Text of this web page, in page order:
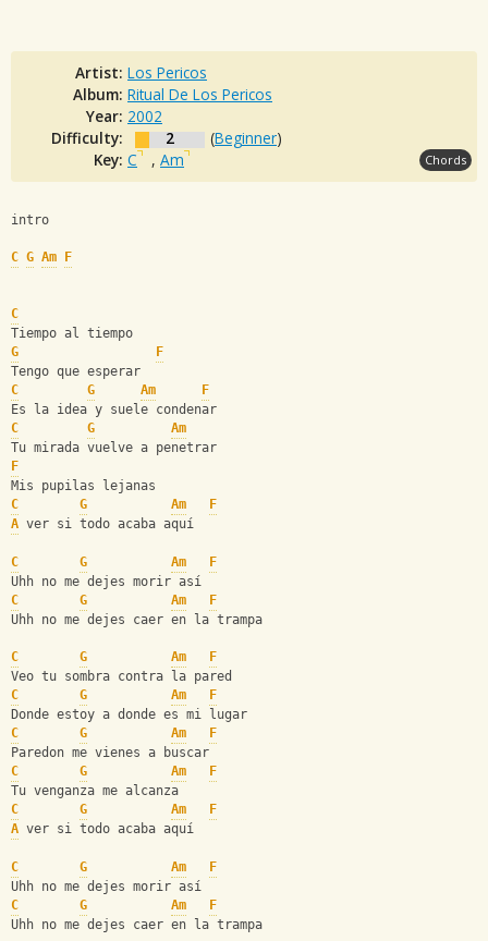
Artist: Los Pericos
Album: Ritual De Los Pericos
Year: 2002
Difficulty:
2 (Beginner)
Key: C , Am Chords
intro
C G Am F
C
Tiempo al tiempo
G
F
Tengo que esperar
C
G Am
F
Es la idea y suele condenar
C
G
Am
Tu mirada vuelve a penetrar
F
Mis pupilas lejanas
C
G Am
F
A ver si todo acaba aquí
C G Am
F
Uhh no me dejes morir así
C
G Am
F
Uhh no me dejes caer en la trampa
C G Am
F
Veo tu sombra contra la pared
C
G Am
F
Donde estoy a donde es mi lugar
C
G Am
F
Paredon me vienes a buscar
C
G Am
F
Tu venganza me alcanza
C
G Am
F
A ver si todo acaba aquí
C G Am
F
Uhh no me dejes morir así
C
G Am
F
Uhh no me dejes caer en la trampa